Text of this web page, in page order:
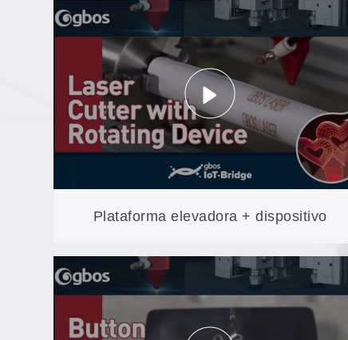
intervención manual: alimentación y
recogida automáticas en el XXP3-HK
Plataforma elevadora + dispositivo
giratorio: el modelo GH1390-AUD-RP
(100 W) se encarga de manipular el